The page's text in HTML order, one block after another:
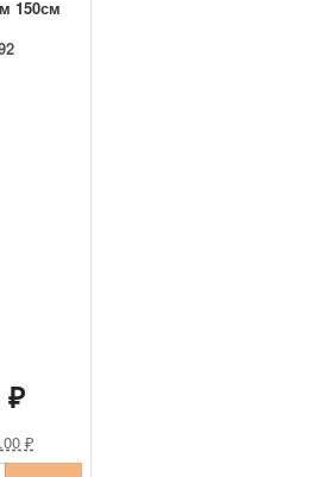
150см
₽
₽